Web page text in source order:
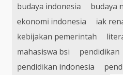
budaya indonesia
budaya
ekonomi indonesia
iak
kebijakan pemerintah
mahasiswa bsi
pendidikan
pendidikan indonesia